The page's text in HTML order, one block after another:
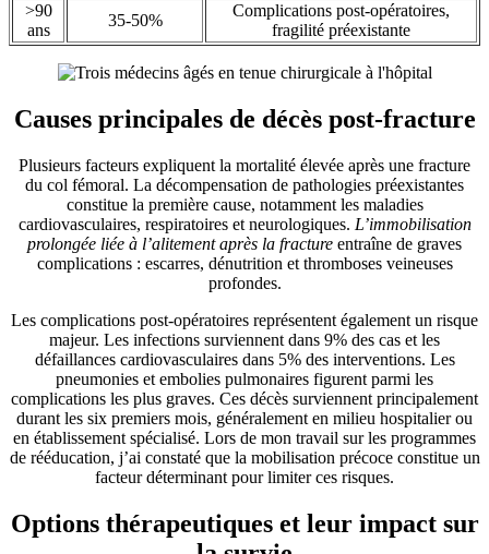
>90
ans
35-50%
Complications post-opératoires,
fragilité préexistante
Causes principales de décès post-fracture
Plusieurs facteurs expliquent la mortalité élevée après une fracture
du col fémoral. La décompensation de pathologies préexistantes
constitue la première cause, notamment les maladies
cardiovasculaires, respiratoires et neurologiques. L’immobilisation
prolongée liée à l’alitement après la fracture entraîne de graves
complications : escarres, dénutrition et thromboses veineuses
profondes.
Les complications post-opératoires représentent également un risque
majeur. Les infections surviennent dans 9% des cas et les
défaillances cardiovasculaires dans 5% des interventions. Les
pneumonies et embolies pulmonaires figurent parmi les
complications les plus graves. Ces décès surviennent principalement
durant les six premiers mois, généralement en milieu hospitalier ou
en établissement spécialisé. Lors de mon travail sur les programmes
de rééducation, j’ai constaté que la mobilisation précoce constitue un
facteur déterminant pour limiter ces risques.
Options thérapeutiques et leur impact sur